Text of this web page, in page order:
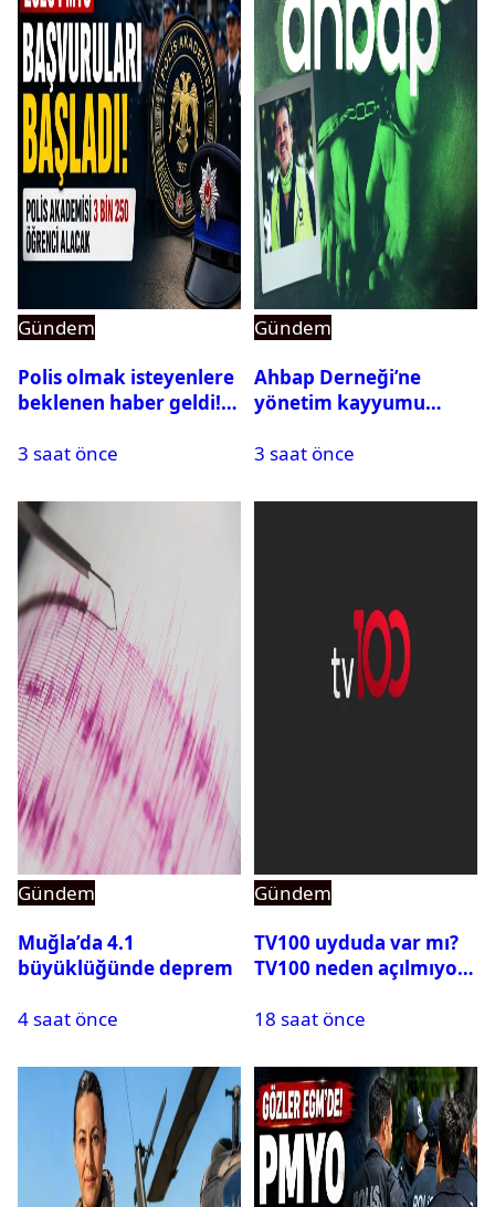
Gündem
Polis olmak isteyenlere
beklenen haber geldi!
3 saat önce
Gündem
Ahbap Derneği’ne
yönetim kayyumu
açıldı
3 saat önce
Gündem
Muğla’da 4.1
büyüklüğünde deprem
4 saat önce
Gündem
TV100 uyduda var mı?
TV100 neden açılmıyor?
18 saat önce